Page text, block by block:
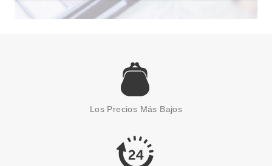
SISLEY
SISLEY EAU FLORALE BRUMA
CALMANTE 100 ML
57.85€
Los Precios Más Bajos